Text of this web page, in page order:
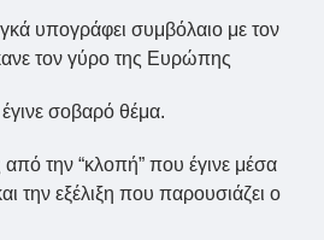
υπογράφει συμβόλαιο με τον
τον γύρο της Ευρώπης
σοβαρό θέμα.
από την “κλοπή” που έγινε μέσα
την εξέλιξη που παρουσιάζει ο